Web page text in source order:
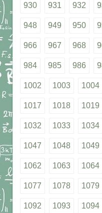
930 931 932
948 949 950
966 967 968
984 985 986
1002 1003 1004
1017 1018 1019
1032 1033 1034
1047 1048 1049
1062 1063 1064
1077 1078 1079
1092 1093 1094